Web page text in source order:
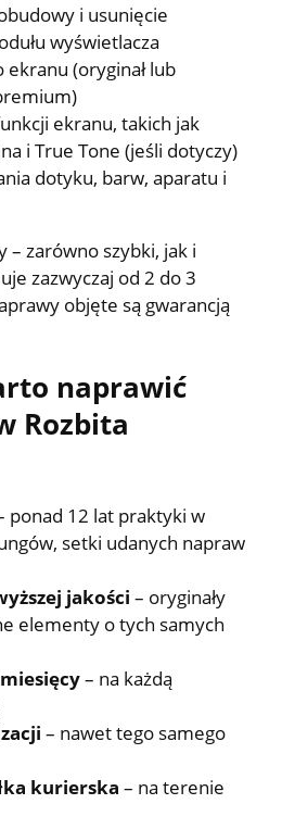
i usunięcie
wyświetlacza
ekranu (oryginał lub
ekranu, takich jak
i True Tone (jeśli dotyczy)
dotyku, barw, aparatu i
– zarówno szybki, jak i
zazwyczaj od 2 do 3
objęte są gwarancją
naprawić
Rozbita
ponad 12 lat praktyki w
setki udanych napraw
jakości – oryginały
elementy o tych samych
– na każdą
– nawet tego samego
kurierska – na terenie